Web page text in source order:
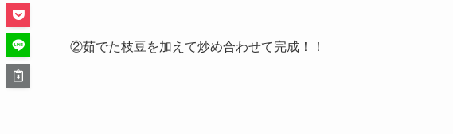
②茹でた枝豆を加えて炒め合わせて完成！！